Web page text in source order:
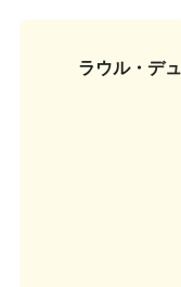
ラウル・デ